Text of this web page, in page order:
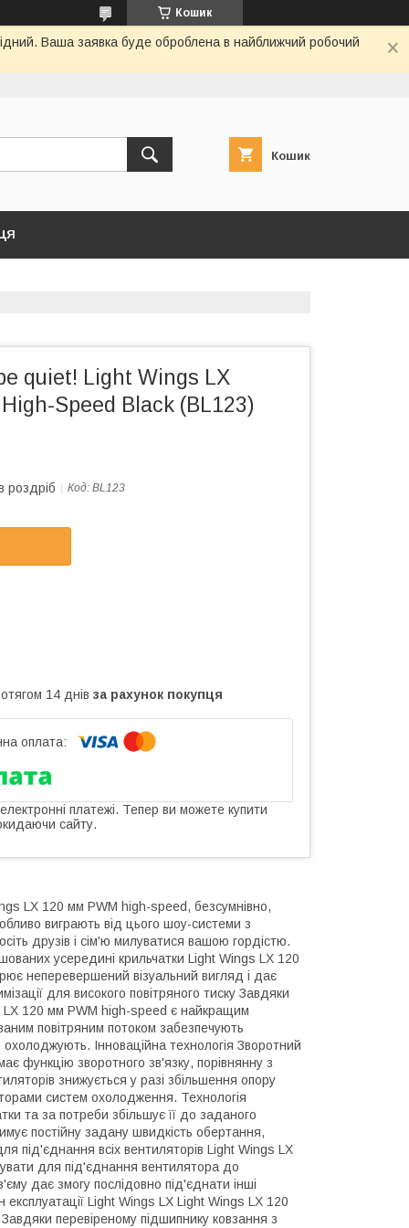
Кошик
Ваша заявка буде оброблена в найближчий робочий
Кошик
quiet! Light Wings LX
Speed Black (BL123)
роздріб Код: BL123
14 днів за рахунок покупця
платежі. Тепер ви можете купити
сайту.
LX 120 мм PWM high-speed, безсумнівно,
виграють від цього шоу-системи з
друзів і сім'ю милуватися вашою гордістю.
усередині крильчатки Light Wings LX 120
неперевершений візуальний вигляд і дає
для високого повітряного тиску Завдяки
LX 120 мм PWM high-speed є найкращим
повітряним потоком забезпечують
Інноваційна технологія Зворотний
функцію зворотного зв'язку, порівнянну з
знижується у разі збільшення опору
систем охолодження. Технологія
та за потреби збільшує її до заданого
постійну задану швидкість обертання,
під'єднання всіх вентиляторів Light Wings LX
для під'єднання вентилятора до
дає змогу послідовно під'єднати інші
Light Wings LX Light Wings LX 120
перевіреному підшипнику ковзання з